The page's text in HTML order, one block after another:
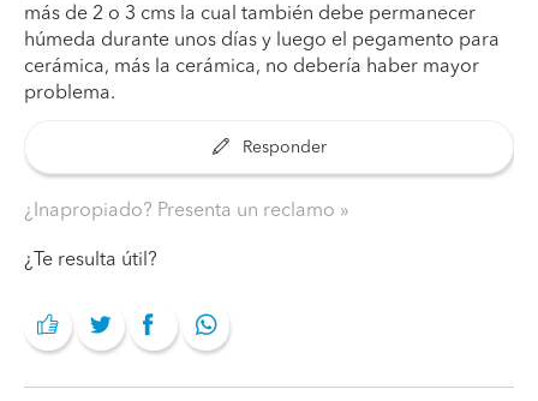
más de 2 o 3 cms la cual también debe permanecer
húmeda durante unos días y luego el pegamento para
cerámica, más la cerámica, no debería haber mayor
problema.
Responder
¿Inapropiado? Presenta un reclamo
¿Te resulta útil?